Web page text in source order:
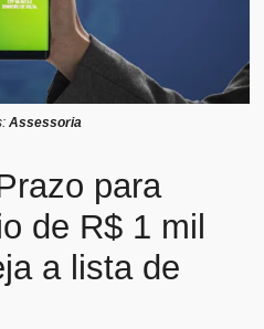
Assessoria
para
de R$ 1 mil
a lista de